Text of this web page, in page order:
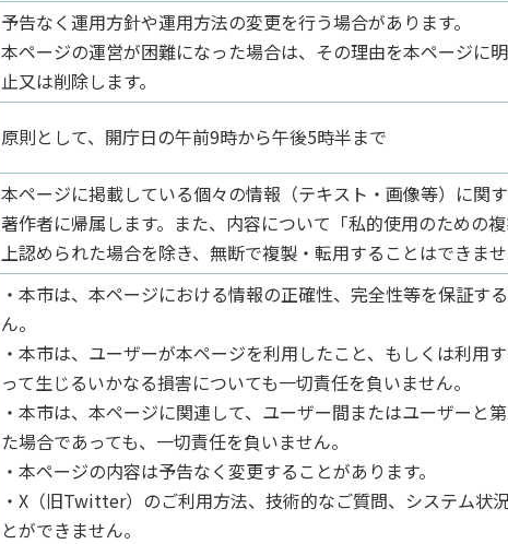
予告なく運用方針や運用方法の変更を行う場合があります。
本ページの運営が困難になった場合は、その理由を本ページに
止又は削除します。
原則として、開庁日の午前9時から午後5時半まで
本ページに掲載している個々の情報（テキスト・画像等）に関
著作者に帰属します。また、内容について「私的使用のための
上認められた場合を除き、無断で複製・転用することはできませ
・本市は、本ページにおける情報の正確性、完全性等を保証す
ん。
・本市は、ユーザーが本ページを利用したこと、もしくは利用
って生じるいかなる損害についても一切責任を負いません。
・本市は、本ページに関連して、ユーザー間またはユーザーと
た場合であっても、一切責任を負いません。
・本ページの内容は予告なく変更することがあります。
・X（旧Twitter）のご利用方法、技術的なご質問、システム状
とができません。